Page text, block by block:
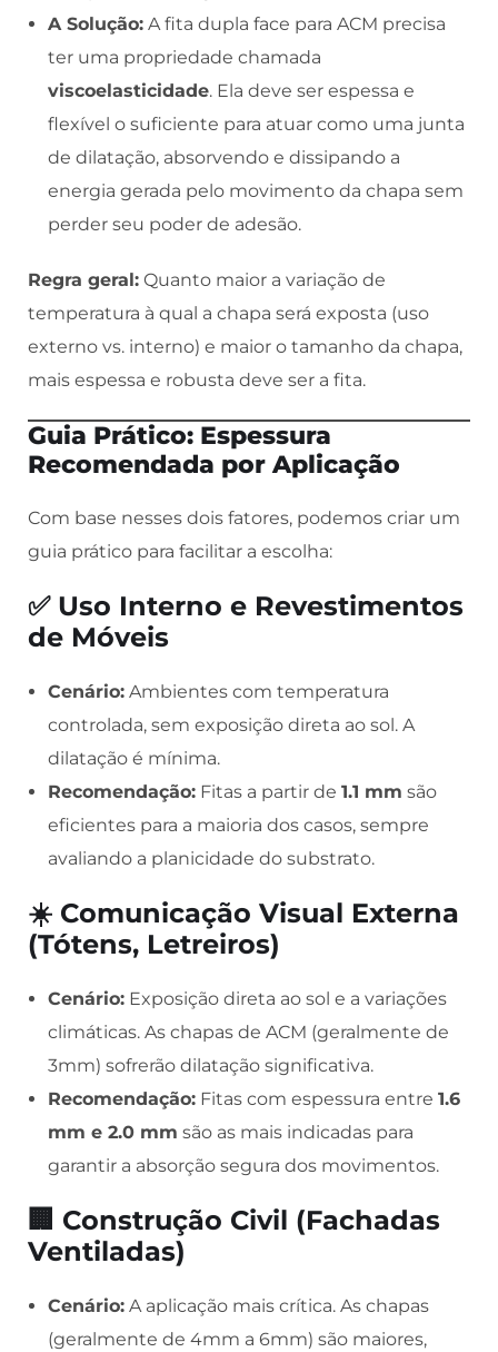
A Solução: A fita dupla face para ACM precisa
ter uma propriedade chamada
viscoelasticidade. Ela deve ser espessa e
flexível o suficiente para atuar como uma junta
de dilatação, absorvendo e dissipando a
energia gerada pelo movimento da chapa sem
perder seu poder de adesão.
Regra geral: Quanto maior a variação de
temperatura à qual a chapa será exposta (uso
externo vs. interno) e maior o tamanho da chapa,
mais espessa e robusta deve ser a fita.
Guia Prático: Espessura
Recomendada por Aplicação
Com base nesses dois fatores, podemos criar um
guia prático para facilitar a escolha:
✅ Uso Interno e Revestimentos
de Móveis
Cenário: Ambientes com temperatura
controlada, sem exposição direta ao sol. A
dilatação é mínima.
Recomendação: Fitas a partir de 1.1 mm são
eficientes para a maioria dos casos, sempre
avaliando a planicidade do substrato.
☀️ Comunicação Visual Externa
(Tótens, Letreiros)
Cenário: Exposição direta ao sol e a variações
climáticas. As chapas de ACM (geralmente de
3mm) sofrerão dilatação significativa.
Recomendação: Fitas com espessura entre 1.6
mm e 2.0 mm são as mais indicadas para
garantir a absorção segura dos movimentos.
🏢 Construção Civil (Fachadas
Ventiladas)
Cenário: A aplicação mais crítica. As chapas
(geralmente de 4mm a 6mm) são maiores,